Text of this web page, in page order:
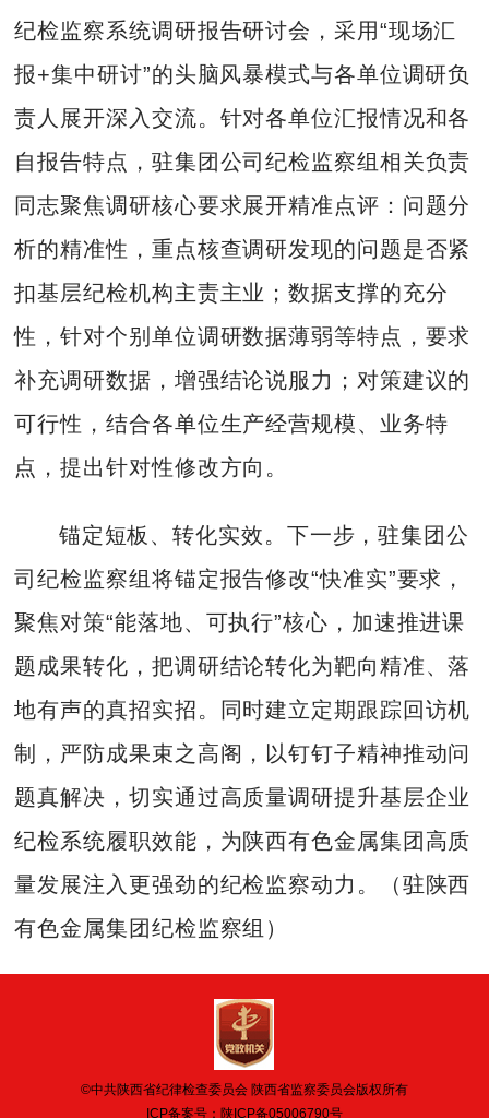
纪检监察系统调研报告研讨会，采用“现场汇
报+集中研讨”的头脑风暴模式与各单位调研负
责人展开深入交流。针对各单位汇报情况和各
自报告特点，驻集团公司纪检监察组相关负责
同志聚焦调研核心要求展开精准点评：问题分
析的精准性，重点核查调研发现的问题是否紧
扣基层纪检机构主责主业；数据支撑的充分
性，针对个别单位调研数据薄弱等特点，要求
补充调研数据，增强结论说服力；对策建议的
可行性，结合各单位生产经营规模、业务特
点，提出针对性修改方向。
锚定短板、转化实效。下一步，驻集团公
司纪检监察组将锚定报告修改“快准实”要求，
聚焦对策“能落地、可执行”核心，加速推进课
题成果转化，把调研结论转化为靶向精准、落
地有声的真招实招。同时建立定期跟踪回访机
制，严防成果束之高阁，以钉钉子精神推动问
题真解决，切实通过高质量调研提升基层企业
纪检系统履职效能，为陕西有色金属集团高质
量发展注入更强劲的纪检监察动力。（驻陕西
有色金属集团纪检监察组）
©中共陕西省纪律检查委员会 陕西省监察委员会版权所有
ICP备案号： 陕ICP备05006790号